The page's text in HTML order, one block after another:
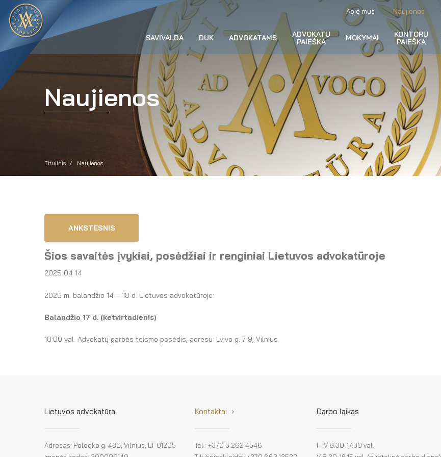
Apie mus Naujienos
SAVIVALDA DUK ADVOKATAMS
ADVOKATŲ
PAIEŠKA
MOKYMAI
KONTORŲ
PAIEŠKA
Naujienos
Titulinis Naujienos
ANKSTESNIS
Šios savaitės įvykiai, posėdžiai ir renginiai Lietuvos advokatūroje
2025 04 14
2025 m. balandžio 14 – 18 d. Lietuvos advokatūroje:
Balandžio 17 d. (ketvirtadienis)
10:00 val. Advokatų garbės teismo posėdis, adresu: Lvivo g. 7-9, Vilnius.
Lietuvos advokatūra
Adresas: Polocko g. 43C, Vilnius, LT-01205
Kontaktai
Tel.: +370 5 262 4546
Darbo laikas
I–IV 8.30-17.30 val.